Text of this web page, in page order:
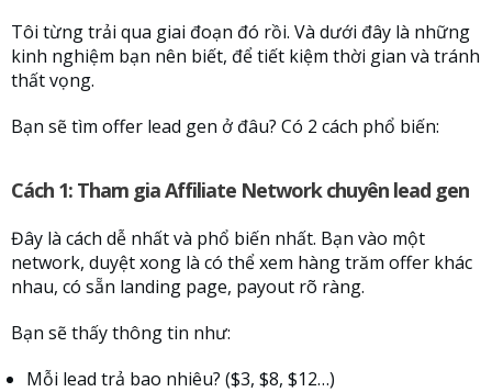
Tôi từng trải qua giai đoạn đó rồi. Và dưới đây là những
kinh nghiệm bạn nên biết, để tiết kiệm thời gian và tránh
thất vọng.
Bạn sẽ tìm offer lead gen ở đâu? Có 2 cách phổ biến:
Cách 1: Tham gia Affiliate Network chuyên lead gen
Đây là cách dễ nhất và phổ biến nhất. Bạn vào một
network, duyệt xong là có thể xem hàng trăm offer khác
nhau, có sẵn landing page, payout rõ ràng.
Bạn sẽ thấy thông tin như:
Mỗi lead trả bao nhiêu? ($3, $8, $12…)